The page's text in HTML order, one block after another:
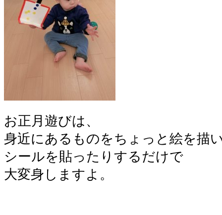
お正月遊びは、
身近にあるものをちょっと絵を描
シールを貼ったりするだけで
大変身しますよ。